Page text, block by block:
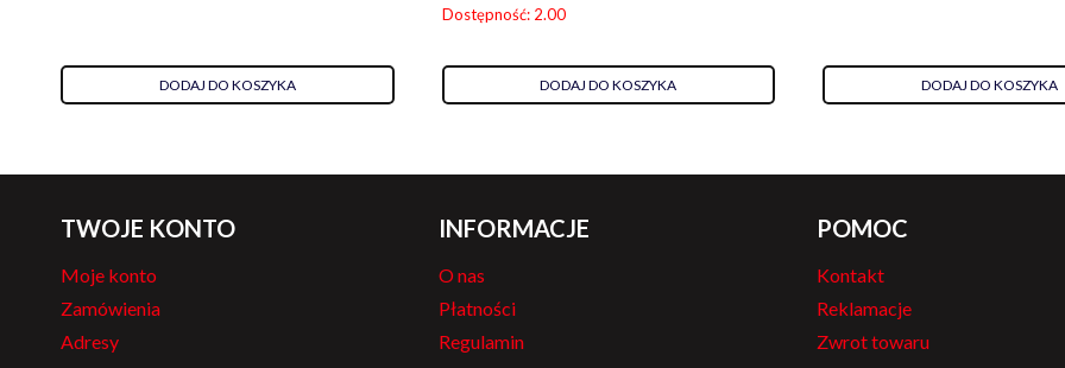
DODAJ DO KOSZYKA
Dostępność: 2.00
DODAJ DO KOSZYKA DODAJ DO KOSZYKA
TWOJE KONTO
Moje konto
Zamówienia
Adresy
INFORMACJE
O nas
Płatności
Regulamin
POMOC
Kontakt
Reklamacje
Zwrot towaru